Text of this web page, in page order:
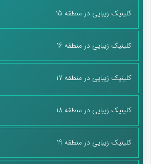
کلینیک زیبایی در منطقه 15
کلینیک زیبایی در منطقه 16
کلینیک زیبایی در منطقه 17
کلینیک زیبایی در منطقه 18
کلینیک زیبایی در منطقه 19